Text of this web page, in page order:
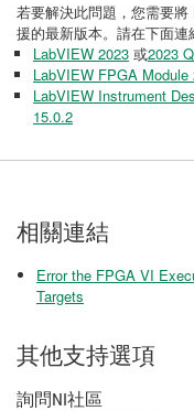
若要解決此問題，您需要
援的最新版本。請在下面
LabVIEW 2023 或2023
LabVIEW FPGA Module
LabVIEW Instrument
15.0.2
相關連結
Error the FPGA VI
Targets
其他支持選項
詢問NI社區